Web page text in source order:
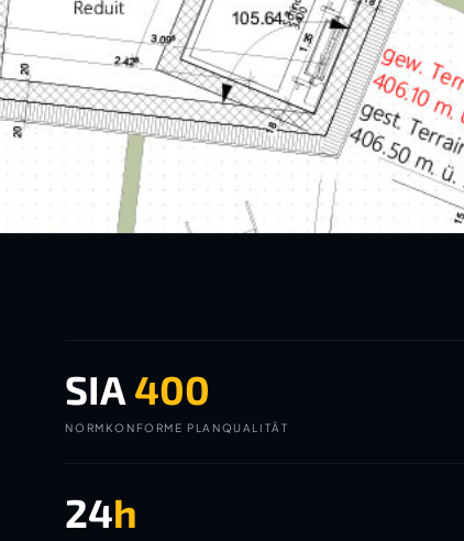
SIA 400
NORMKONFORME PLANQUALITÄT
24h